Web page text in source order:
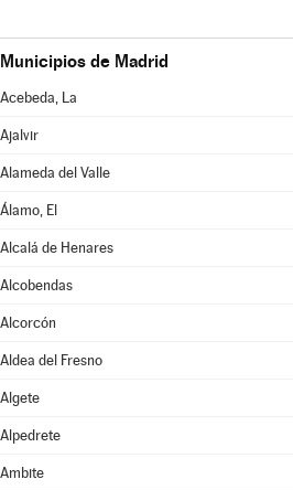
Municipios de Madrid
Acebeda, La
Ajalvir
Alameda del Valle
Álamo, El
Alcalá de Henares
Alcobendas
Alcorcón
Aldea del Fresno
Algete
Alpedrete
Ambite